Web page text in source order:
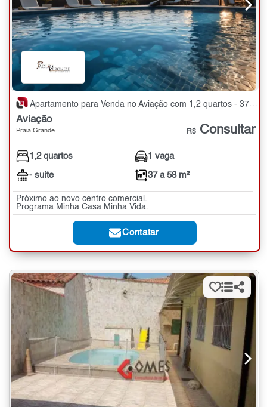
Apartamento para Venda no Aviação com 1,2 quartos - 37 a 58 m²
Aviação
Praia Grande R$ Consultar
1,2 quartos
- suíte
1 vaga
37 a 58 m²
Próximo ao novo centro comercial.
Programa Minha Casa Minha Vida.
Contatar